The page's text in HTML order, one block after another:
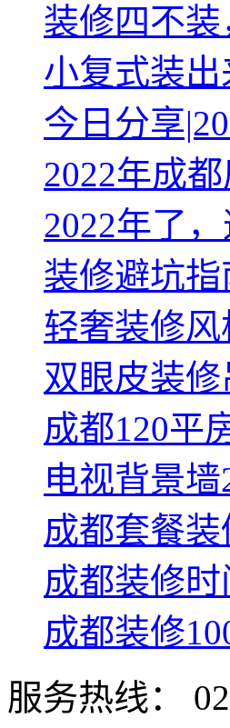
装修四不
小复式装
今日分享
2022年成
2022年了
装修避坑
轻奢装修
双眼皮装
成都120平
电视背景
成都套餐
成都装修
成都装修
服务热线：